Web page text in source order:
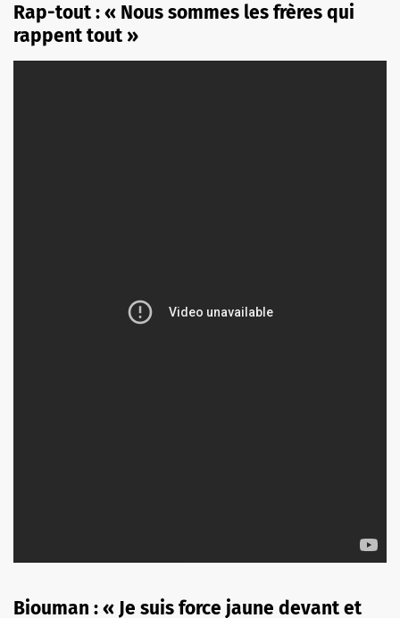
Rap-tout : « Nous sommes les frères qui
rappent tout »
Biouman : « Je suis force jaune devant et